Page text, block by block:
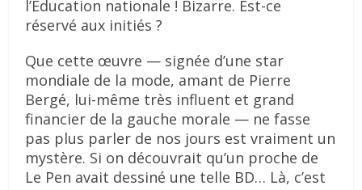
l’Éducation nationale ! Bizarre. Est-ce
réservé aux initiés ?
Que cette œuvre — signée d’une star
mondiale de la mode, amant de Pierre
Bergé, lui-même très influent et grand
financier de la gauche morale — ne fasse
pas plus parler de nos jours est vraiment un
mystère. Si on découvrait qu’un proche de
Le Pen avait dessiné une telle BD… Là, c’est